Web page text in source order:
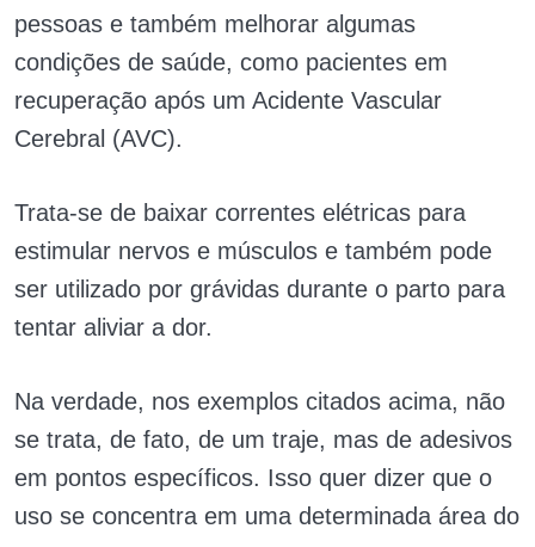
pessoas e também melhorar algumas
condições de saúde, como pacientes em
recuperação após um Acidente Vascular
Cerebral (AVC).
Trata-se de baixar correntes elétricas para
estimular nervos e músculos e também pode
ser utilizado por grávidas durante o parto para
tentar aliviar a dor.
Na verdade, nos exemplos citados acima, não
se trata, de fato, de um traje, mas de adesivos
em pontos específicos. Isso quer dizer que o
uso se concentra em uma determinada área do